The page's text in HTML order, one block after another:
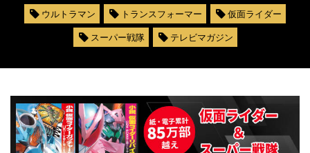
ウルトラマン トランスフォーマー
仮面ライダー
スーパー戦隊
テレビマガジン